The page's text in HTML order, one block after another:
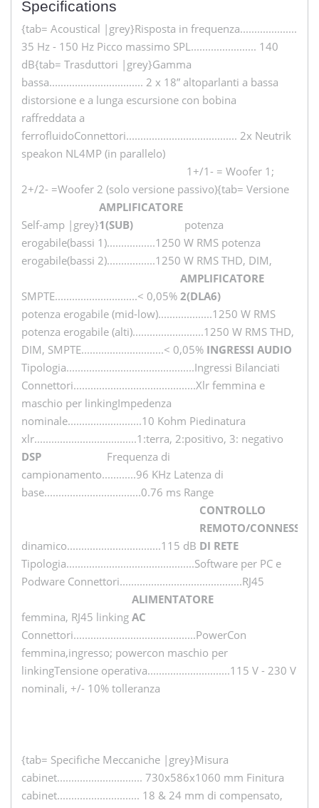
Specifications
{tab= Acoustical |grey}Risposta in frequenza....................
35 Hz - 150 Hz Picco massimo SPL....................... 140
dB{tab= Trasduttori |grey}Gamma
bassa................................. 2 x 18” altoparlanti a bassa
distorsione e a lunga escursione con bobina
raffreddata a
ferrofluidoConnettori....................................... 2x Neutrik
speakon NL4MP (in parallelo)
1+/1- = Woofer 1;
2+/2- =Woofer 2 (solo versione passivo){tab= Versione
Self-amp |grey}
AMPLIFICATORE
1(SUB)
potenza
erogabile(bassi 1).................1250 W RMS potenza
erogabile(bassi 2).................1250 W RMS THD, DIM,
SMPTE.............................< 0,05%
AMPLIFICATORE
2(DLA6)
potenza erogabile (mid-low)...................1250 W RMS
potenza erogabile (alti).........................1250 W RMS THD,
DIM, SMPTE.............................< 0,05% INGRESSI AUDIO
Tipologia.............................................Ingressi Bilanciati
Connettori...........................................Xlr femmina e
maschio per linkingImpedenza
nominale..........................10 Kohm Piedinatura
xlr....................................1:terra, 2:positivo, 3: negativo
DSP
Frequenza di
campionamento............96 KHz Latenza di
base..................................0.76 ms Range
dinamico.................................115 dB
CONTROLLO
REMOTO/
DI RETE
Tipologia.............................................Software per PC e
Podware Connettori...........................................RJ45
femmina, RJ45 linking
ALIMENTATORE
AC
Connettori...........................................PowerCon
femmina,ingresso; powercon maschio per
linkingTensione operativa.............................115 V - 230 V
nominali, +/- 10% tolleranza
{tab= Specifiche Meccaniche |grey}Misura
cabinet.............................. 730x586x1060 mm Finitura
cabinet............................. 18 & 24 mm di compensato,